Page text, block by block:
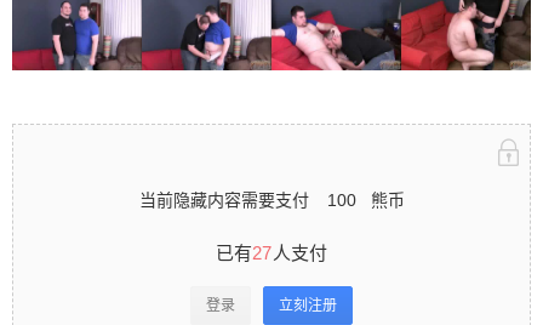
当前隐藏内容需要支付 100 熊币
已有27人支付
登录 立刻注册